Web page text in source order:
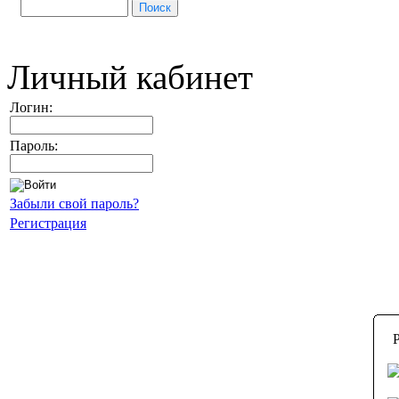
Личный кабинет
Логин:
Пароль:
Забыли свой пароль?
Регистрация